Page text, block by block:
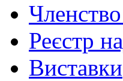
Реєстр
Виставки